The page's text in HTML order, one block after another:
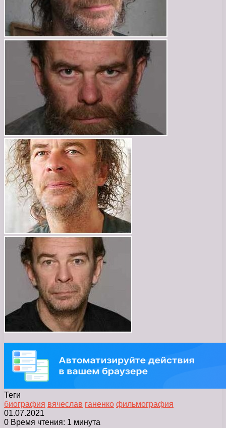
Теги
биография вячеслав ганенко фильмография
01.07.2021
0 Время чтения: 1 минута